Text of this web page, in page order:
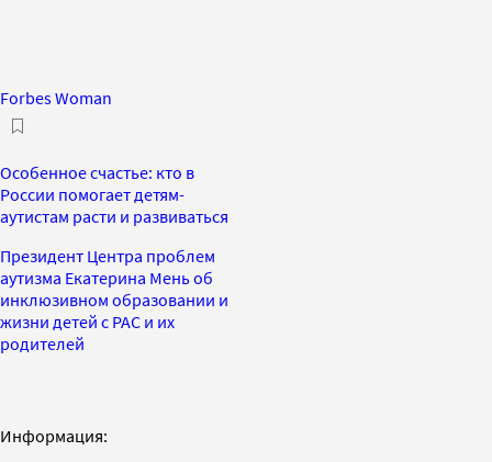
Forbes Woman
Особенное счастье: кто в
России помогает детям-
аутистам расти и развиваться
Президент Центра проблем
аутизма Екатерина Мень об
инклюзивном образовании и
жизни детей с РАС и их
родителей
Информация: